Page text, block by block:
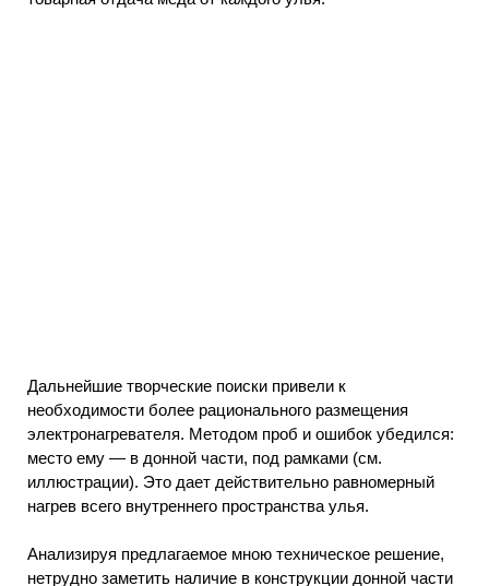
Дальнейшие творческие поиски привели к
необходимости более рационального размещения
электронагревателя. Методом проб и ошибок убедился:
место ему — в донной части, под рамками (см.
иллюстрации). Это дает действительно равномерный
нагрев всего внутреннего пространства улья.
Анализируя предлагаемое мною техническое решение,
нетрудно заметить наличие в конструкции донной части